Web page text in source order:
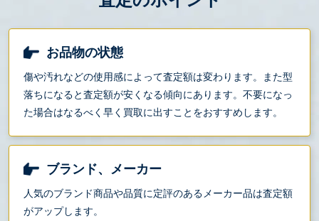
お品物の状態
傷や汚れなどの使用感によって査定額は変わります。また型
落ちになると査定額が安くなる傾向にあります。不要になっ
た場合はなるべく早く買取に出すことをおすすめします。
ブランド、メーカー
人気のブランド商品や品質に定評のあるメーカー品は査定額
がアップします。